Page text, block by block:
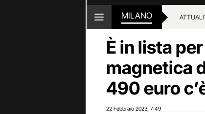
MILANO
È in lista
magnetica
490 euro
22 Febbraio 2023 7:49